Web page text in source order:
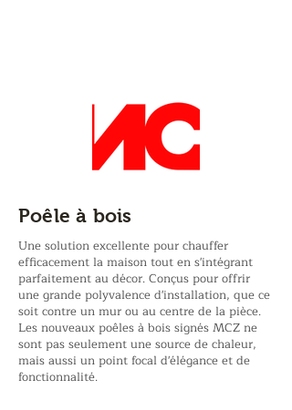
Poêle à bois
Une solution excellente pour chauffer
efficacement la maison tout en s'intégrant
parfaitement au décor. Conçus pour offrir
une grande polyvalence d'installation, que ce
soit contre un mur ou au centre de la pièce.
Les nouveaux poêles à bois signés MCZ ne
sont pas seulement une source de chaleur,
mais aussi un point focal d'élégance et de
fonctionnalité.